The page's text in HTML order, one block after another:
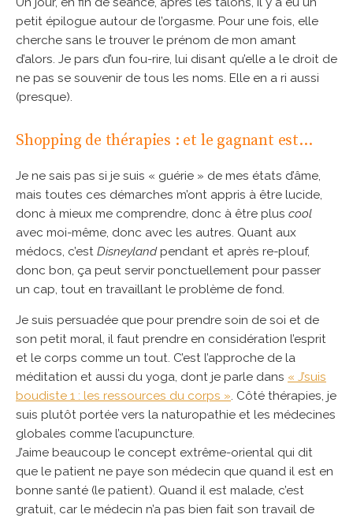
petit épilogue autour de l’orgasme. Pour une fois, elle
cherche sans le trouver le prénom de mon amant
d’alors. Je pars d’un fou-rire, lui disant qu’elle a le droit de
ne pas se souvenir de tous les noms. Elle en a ri aussi
(presque).
Shopping de thérapies : et le gagnant est…
Je ne sais pas si je suis « guérie » de mes états d’âme,
mais toutes ces démarches m’ont appris à être lucide,
donc à mieux me comprendre, donc à être plus cool
avec moi-même, donc avec les autres. Quant aux
médocs, c’est Disneylandpendant et après re-plouf,
donc bon, ça peut servir ponctuellement pour passer
un cap, tout en travaillant le problème de fond.
Je suis persuadée que pour prendre soin de soi et de
son petit moral, il faut prendre en considération l’esprit
et le corps comme un tout. C’est l’approche de la
méditation et aussi du yoga, dont je parle dans « J’suis
boudiste 1 : les ressources du corps ». Côté thérapies, je
suis plutôt portée vers la naturopathie et les médecines
globales comme l’acupuncture.
J’aime beaucoup le concept extrême-oriental qui dit
que le patient ne paye son médecin que quand il est en
bonne santé (le patient). Quand il est malade, c’est
gratuit, car le médecin n’a pas bien fait son travail de